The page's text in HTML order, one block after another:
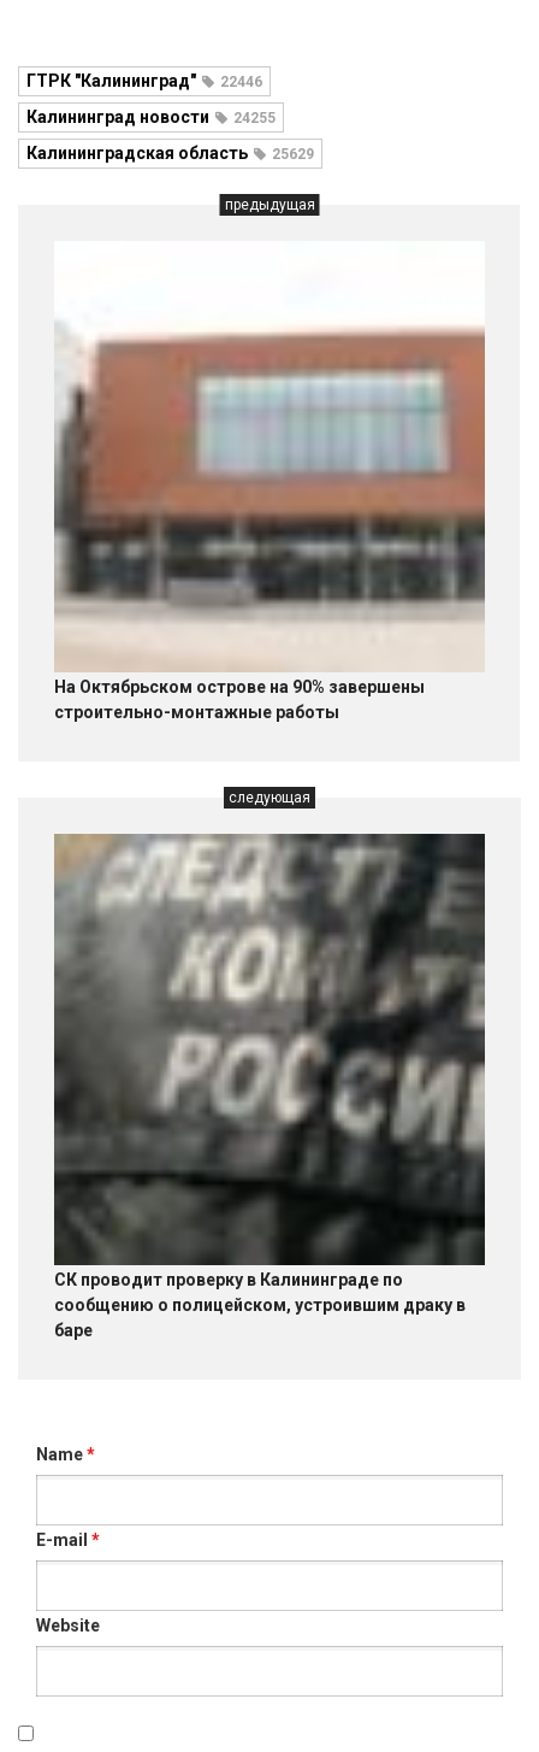
ГТРК "Калининград" 22446
Калининград новости 24255
Калининградская область 25629
предыдущая
На Октябрьском острове на 90% завершены
строительно-монтажные работы
следующая
СК проводит проверку в Калининграде по
сообщению о полицейском, устроившим драку в
баре
Name*
E-mail *
Website